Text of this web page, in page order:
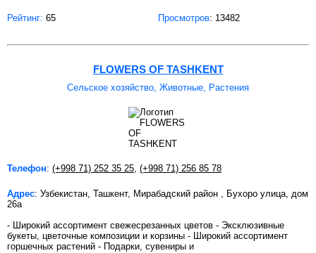
Рейтинг: 65 Просмотров: 13482
FLOWERS OF TASHKENT
Сельское хозяйство, Животные, Растения
Телефон: (+998 71) 252 35 25, (+998 71) 256 85 78
Адрес: Узбекистан, Ташкент, Мирабадский район , Бухоро улица, дом
26а
- Широкий ассортимент свежесрезанных цветов - Эксклюзивные
букеты, цветочные композиции и корзины - Широкий ассортимент
горшечных растений - Подарки, сувениры и